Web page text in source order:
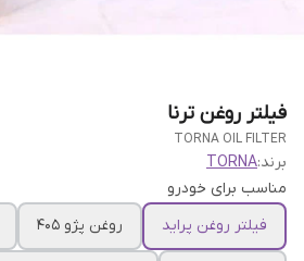
فیلتر روغن ترنا
TORNA OIL FILTER
برند:TORNA
مناسب برای خودرو
فیلتر روغن پراید
روغن پژو 405